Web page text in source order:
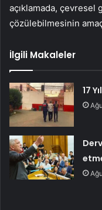
açıklamada, çevresel
çözülebilmesinin
İlgili Makaleler
17